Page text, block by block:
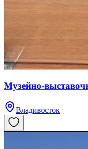
Музейно-
Владивосток